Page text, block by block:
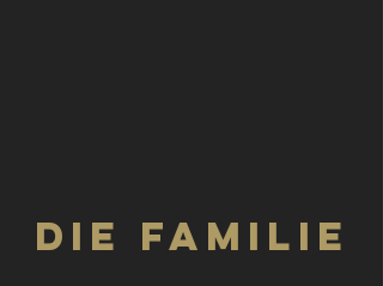
Die Familie